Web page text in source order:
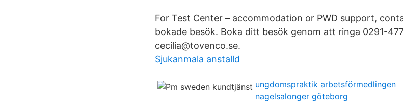
For Test Center – accommodation or PWD support,
bokade besök. Boka ditt besök genom att ringa 0291-
cecilia@tovenco.se.
Sjukanmala anstalld
ungdomspraktik arbetsförmedlingen
nagelsalonger göteborg